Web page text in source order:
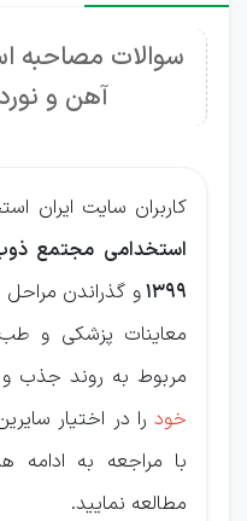
سوالات مصاحبه
آهن و
کاربران سایت ایران
استخدامی مجتمع
1399و گذراندن
معاینات پزشکی و
مربوط به روند جذب
خود را در اختیار
با مراجعه به ادامه
مطالعه نمایید.